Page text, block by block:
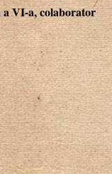
a VI-a, colaborator